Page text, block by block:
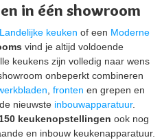
in één showroom
Landelijke keuken of een Moderne
vind je altijd voldoende
keukens zijn volledig naar wens
onbeperkt combineren
fronten en grepen en
nieuwste inbouwapparatuur.
150 keukenopstellingen ook nog
en inbouw keukenapparatuur.